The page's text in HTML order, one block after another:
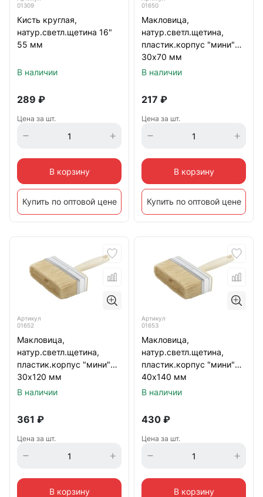
01309
Кисть круглая,
натур.светл.щетина 16"
55 мм
В наличии
289 ₽
Цена за шт.
В корзину
Купить по оптовой цене
01650
Макловица,
натур.светл.щетина,
пластик.корпус "мини"
30х70 мм
В наличии
217 ₽
Цена за шт.
В корзину
Купить по оптовой цене
Артикул
01652
Макловица,
натур.светл.щетина,
пластик.корпус "мини"
30х120 мм
В наличии
361 ₽
Цена за шт.
В корзину
Артикул
01653
Макловица,
натур.светл.щетина,
пластик.корпус "мини"
40х140 мм
В наличии
430 ₽
Цена за шт.
В корзину